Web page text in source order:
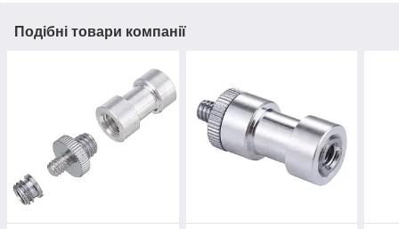
Подібні товари компанії